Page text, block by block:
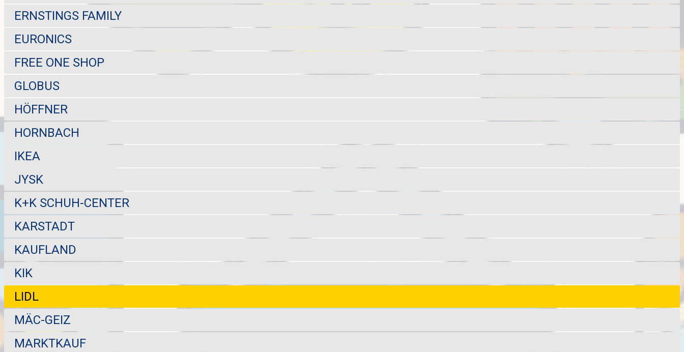
ERNSTINGS FAMILY
EURONICS
FREE ONE SHOP
GLOBUS
HÖFFNER
HORNBACH
IKEA
JYSK
K+K SCHUH-CENTER
KARSTADT
KAUFLAND
KIK
LIDL
MÄC-GEIZ
MARKTKAUF